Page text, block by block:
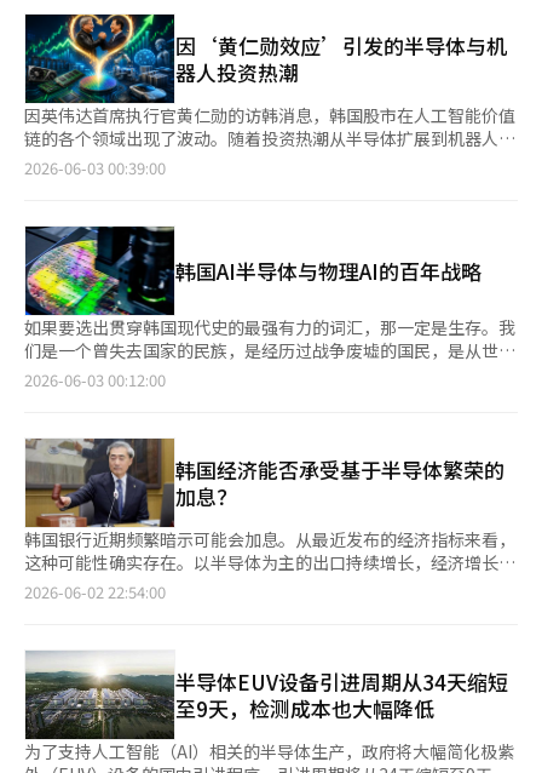
的12大新兴产业领域包括：△人工智能模型与基础设施 △半导体
△移动出行 △量子、安全、网络 △机器人技术 △生命科学与新药
△医疗健康 △内容产业 △国防、航空航天与海洋 △环保产业 △能
源、核能与核聚变 △先进制造（传感器与工艺）等。 被选中的200
家初创企业将在三年内获得最多6亿韩元的商业化资金，并根据企
业需求经过单独评估后，获得最多6亿韩元的技术开发资金，总计
可获得12亿韩元的直接支持。此外，企业还将通过各领域的专业机
构获得投资、出口等支持，利用基础设施进行技术开发、开放式创
中，将选出15家在销售、就业和投资成果方面表现优异的企业，在
未来两年内提供最多10亿韩元的全球规模化商业化资金支持。 中
小企业部表示，此次座谈会是推动地区新兴产业创业热潮的起点，
将在10个地方厅建立由地方政府、相关机构、风险投资和初创企业
等组成的“超越型地区治理结构”，并继续举办投资说明会、一对
一投资咨询、与大中型企业的交流等地区内初创企业支持活动。
中小企业部第一副部长诺勇锡表示：“非首都圈地区新选超越型初
创企业的比例逐年上升，这将对地区经济增长产生积极影响。”※
别是在前一天，仅一天内就有2555亿韩元的资金流入，显示出投
资者的高度关注。个人投资者的买入势头也十分明显。在此期间，
该ETF的个人净买入规模达到9728亿韩元，位列所有ETF中的第四
位。 其他宇宙产业ETF也吸引了资金。同期，KODEX美国宇宙航
空的资金流入为1699亿韩元，排名第八，而SOL美国宇宙航空
TOP10则吸引了360亿韩元。由于国内投资者无法直接参与
SpaceX的公开募股，因此通过ETF进行间接投资的需求迅速增
加。 资金流入扩大的背景是SpaceX将于4日（当地时间）开始面
格，预计最早于12日在美国纳斯达克市场上市。市场对其企业价值
的评估在1万7500亿至2万亿美元之间。募资规模预计在800亿美元
左右，有望打破历史最大IPO的记录，超过现有最大记录沙特阿美
（294亿美元）的两倍以上。 此次SpaceX上市对人工智能（AI）
相关企业的投资资金吸收情况也备受关注。由于这是一次超大型
IPO，全球机构投资者可能会为了参与募股而变现部分持有的成长
股。KB证券研究员金日赫分析称：“一些可能被SpaceX取代的同
业企业将不可避免地面临供应冲击。” 不过，也有观点认为不必
式特性，长期来看可能会扩大半导体生态的需求基础。金研究员表
示：“SpaceX预计将继续集中投资于AI基础设施，在此过程中，
半导体、设备及发电基础设施企业将受益。”※ 本报道经人工智
能（AI）系统翻译与编辑。
因‘黄仁勋效应’引发的半导体与机
器人投资热潮
因英伟达首席执行官黄仁勋的访韩消息，韩国股市在人工智能价值
链的各个领域出现了波动。随着投资热潮从半导体扩展到机器人、
云计算、平台及电力基础设施，市场已经开始反映对“人工智能联
根据韩国交易所的数据，1日与人工智能、机器人、云计算相关的
股票普遍上涨。被视为物理人工智能受益股的斗山机器人，较前一
交易日上涨3万1900韩元（29.95%），以13万8400韩元收盘，创
下涨停。LG电子因机器人、智能家居及汽车电子业务的期待上
升，股价上涨8万7500韩元（29.86%），以38万500韩元收盘。
LG集团相关的股票如LG（13.10%）和LG
HelloVision（30.00%）也表现强劲。 与人工智能数据中心、云计
算及软件相关的股票也大幅上涨。LG CNS较前一交易日上涨2万
3000韩元（21.07%），以36万2000韩元收盘。NAVER因与
Sovereign AI及人工智能数据中心的合作期待，股价上涨3万7500
韩元（16.03%），以27万1500韩元收盘。 与半导体及人工智能基
础设施核心供应链相关的股票也表现良好。三星电子较前一交易日
上涨3万2000韩元（10.09%），以34万9000韩元收盘。同时，三
星电子的市值从前一天的1853万亿韩元增加至2040万亿韩元，增
加了近200万亿韩元。 市场分析认为，黄仁勋首席执行官的访韩日
程及与国内主要集团总裁的会晤可能性，导致了半导体、机器人、
日访韩，并与NAVER董事会主席李海珍会面。与LG集团会长具光
谟、现代汽车集团会长郑义宣、斗山集团会长朴正源的会晤可能性
也被提及。 证券界特别关注的是，英伟达的合作重心正在从内存
扩展到“物理人工智能”领域。生成型人工智能不仅在数据中心内
运作，还扩展到机器人、汽车、工厂和物流等现实产业，分析认为
这提升了韩国制造业的战略价值。 KB证券研究员金东源表
2026-06-03 00:39:00
韩国AI半导体与物理AI的百年战略
如果要选出贯穿韩国现代史的最强有力的词汇，那一定是生存。我
们是一个曾失去国家的民族，是经历过战争废墟的国民，是从世界
最贫困国家崛起为工业国家的国家。解放初期，韩国几乎一无所
半导体。因为必须生存，我们奔跑，熬夜以不落后。因此，韩国成
为了世界历史上少见的快速成长的国家。 然而，在AI时代开始的今
天，韩国面临着与过去截然不同的问题。如果说到目前为止的成功
是生存的成功，那么未来的任务就是领先的成功。过去，快速跟随
他人所创造的道路是竞争力。学习发达国家的技术，建立工厂，提
高质量，确保价格竞争力，就能在全球市场中生存。然而，在AI时
代，仅仅追赶是不够的。现在，韩国必须成为创造道路的国家，而
不是跟随道路的国家。必须成为提出标准的国家，而不是接受标准
年，韩国政府的成立是政治上的建国。1960至1970年代的工业化
是经济上的建国。1987年的民主化是制度上的建国。2000年代的
信息化具有数字建国的性质。那么，2020年代后期和2030年代，
韩国必须面对的任务是什么呢？那就是AI时代的国家重塑。将产
业、教育、人才、移民、能源、国防、地方与城市、企业与资本市
场重新编排，以适应AI时代。这不仅仅是简单的政策补充，而是国
2026-06-03 00:12:00
韩国经济能否承受基于半导体繁荣的
加息？
韩国银行近期频繁暗示可能会加息。从最近发布的经济指标来看，
这种可能性确实存在。以半导体为主的出口持续增长，经济增长率
的预期也在改善。受人工智能热潮的推动，半导体超级周期为韩国
承受加息。半导体行业的繁荣并不意味着整个经济的健康。当前的
繁荣过于集中于特定行业，这可能是一个需要警惕的信号。 实际
上，韩国经济的感受温度在半导体工厂外大相径庭。高利率和高物
价的压力依然困扰着自营业者、中小企业和家庭。中小企业的逾期
率在上升，弱势借款人的本金和利息偿还负担也在加重。尽管半导
2026-06-02 22:54:00
半导体EUV设备引进周期从34天缩短
至9天，检测成本也大幅降低
为了支持人工智能（AI）相关的半导体生产，政府将大幅简化极紫